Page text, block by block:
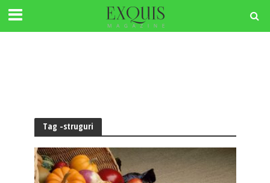
Tag -struguri